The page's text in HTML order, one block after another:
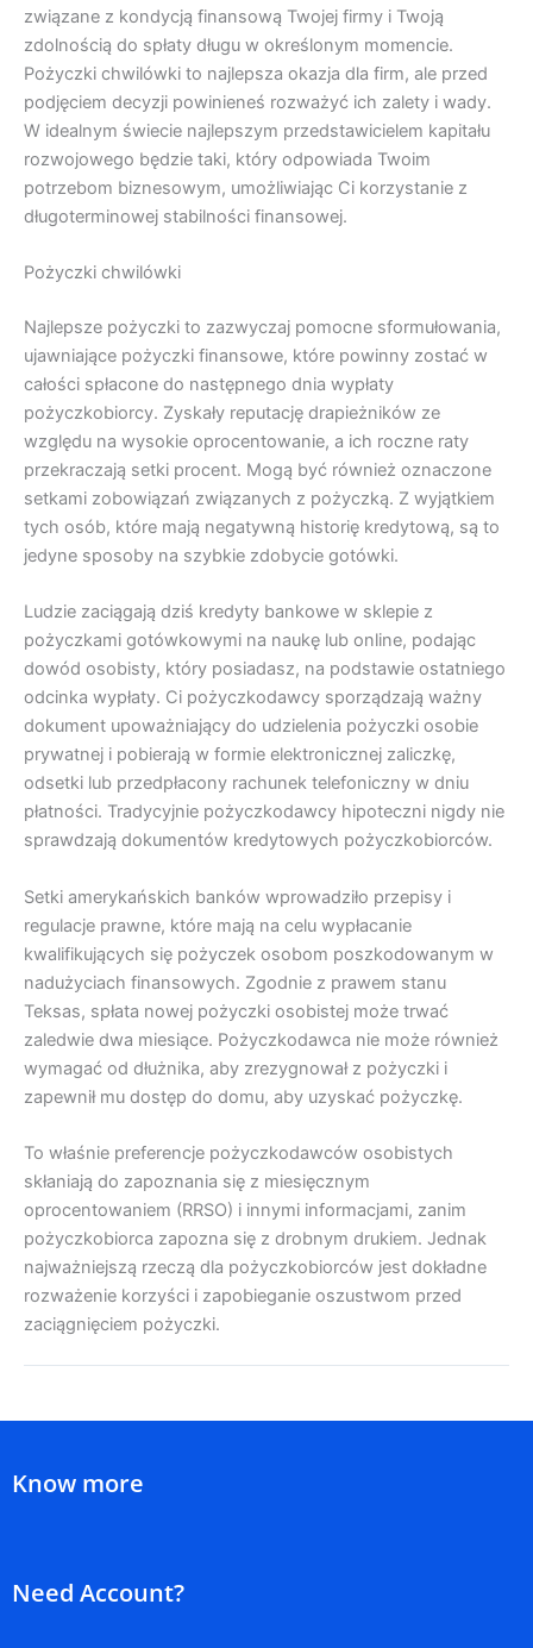
związane z kondycją finansową Twojej firmy i Twoją
zdolnością do spłaty długu w określonym momencie.
Pożyczki chwilówki to najlepsza okazja dla firm, ale przed
podjęciem decyzji powinieneś rozważyć ich zalety i wady.
W idealnym świecie najlepszym przedstawicielem kapitału
rozwojowego będzie taki, który odpowiada Twoim
potrzebom biznesowym, umożliwiając Ci korzystanie z
długoterminowej stabilności finansowej.
Pożyczki chwilówki
Najlepsze pożyczki to zazwyczaj pomocne sformułowania,
ujawniające pożyczki finansowe, które powinny zostać w
całości spłacone do następnego dnia wypłaty
pożyczkobiorcy. Zyskały reputację drapieżników ze
względu na wysokie oprocentowanie, a ich roczne raty
przekraczają setki procent. Mogą być również oznaczone
setkami zobowiązań związanych z pożyczką. Z wyjątkiem
tych osób, które mają negatywną historię kredytową, są to
jedyne sposoby na szybkie zdobycie gotówki.
Ludzie zaciągają dziś kredyty bankowe w sklepie z
pożyczkami gotówkowymi na naukę lub online, podając
dowód osobisty, który posiadasz, na podstawie ostatniego
odcinka wypłaty. Ci pożyczkodawcy sporządzają ważny
dokument upoważniający do udzielenia pożyczki osobie
prywatnej i pobierają w formie elektronicznej zaliczkę,
odsetki lub przedpłacony rachunek telefoniczny w dniu
płatności. Tradycyjnie pożyczkodawcy hipoteczni nigdy nie
sprawdzają dokumentów kredytowych pożyczkobiorców.
Setki amerykańskich banków wprowadziło przepisy i
regulacje prawne, które mają na celu wypłacanie
kwalifikujących się pożyczek osobom poszkodowanym w
nadużyciach finansowych. Zgodnie z prawem stanu
Teksas, spłata nowej pożyczki osobistej może trwać
zaledwie dwa miesiące. Pożyczkodawca nie może również
wymagać od dłużnika, aby zrezygnował z pożyczki i
zapewnił mu dostęp do domu, aby uzyskać pożyczkę.
To właśnie preferencje pożyczkodawców osobistych
skłaniają do zapoznania się z miesięcznym
oprocentowaniem (RRSO) i innymi informacjami, zanim
pożyczkobiorca zapozna się z drobnym drukiem. Jednak
najważniejszą rzeczą dla pożyczkobiorców jest dokładne
rozważenie korzyści i zapobieganie oszustwom przed
zaciągnięciem pożyczki.
Know more
Need Account?